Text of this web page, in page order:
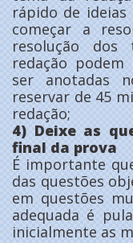
rápido de
começar a
resolução
redação
ser anotadas
reservar de 45
redação;
4) Deixe as
final da prova
É importante
das questões
em questões
adequada é
inicialmente as